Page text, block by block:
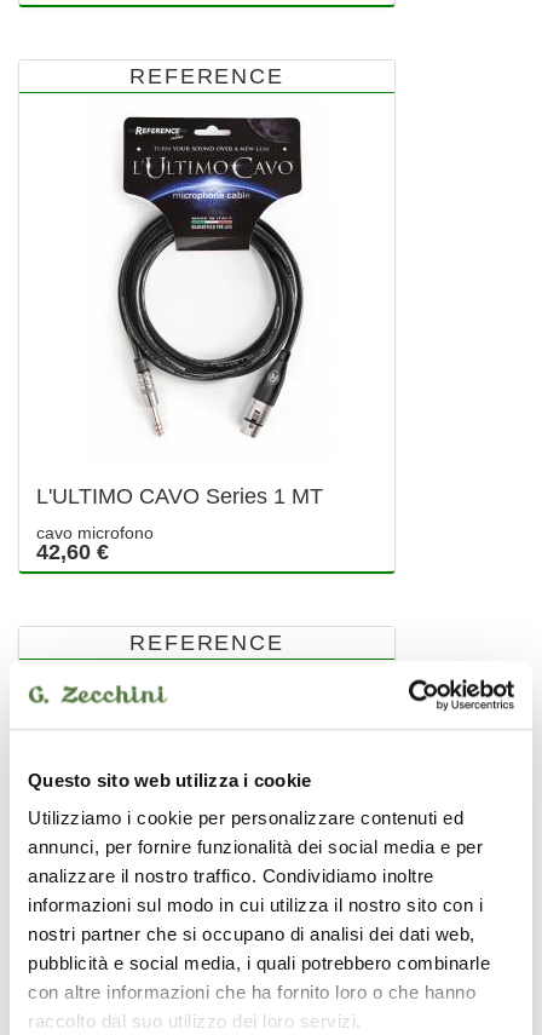
Questo sito web utilizza i cookie
Utilizziamo i cookie per personalizzare contenuti ed
annunci, per fornire funzionalità dei social media e per
analizzare il nostro traffico. Condividiamo inoltre
informazioni sul modo in cui utilizza il nostro sito con i
nostri partner che si occupano di analisi dei dati web,
pubblicità e social media, i quali potrebbero combinarle
con altre informazioni che ha fornito loro o che hanno
raccolto dal suo utilizzo dei loro servizi.
REFERENCE
L'ULTIMO CAVO Series 1 MT
cavo microfono
42,60 €
REFERENCE